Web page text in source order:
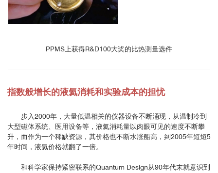
PPMS上获得R&D100大奖的比热测量选件
指数般增长的液氦消耗和实验成本的担忧
步入2000年，大量低温相关的仪器设备不断涌现，从温制冷到
大型磁体系统、医用设备等，液氦消耗量以肉眼可见的速度不断攀
升，而作为一个稀缺资源，其价格也不断水涨船高，到2005年短短5
年时间，液氦价格就翻了一倍。
和科学家保持紧密联系的Quantum Design从90年代末就意识到